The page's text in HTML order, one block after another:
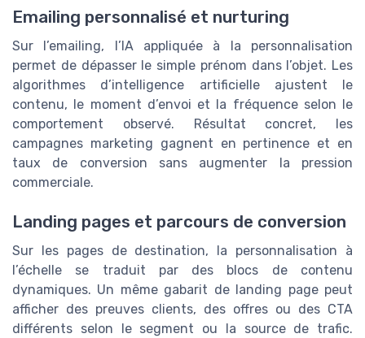
Emailing personnalisé et nurturing
Sur l’emailing, l’IA appliquée à la personnalisation
permet de dépasser le simple prénom dans l’objet. Les
algorithmes d’intelligence artificielle ajustent le
contenu, le moment d’envoi et la fréquence selon le
comportement observé. Résultat concret, les
campagnes marketing gagnent en pertinence et en
taux de conversion sans augmenter la pression
commerciale.
Landing pages et parcours de conversion
Sur les pages de destination, la personnalisation à
l’échelle se traduit par des blocs de contenu
dynamiques. Un même gabarit de landing page peut
afficher des preuves clients, des offres ou des CTA
différents selon le segment ou la source de trafic.